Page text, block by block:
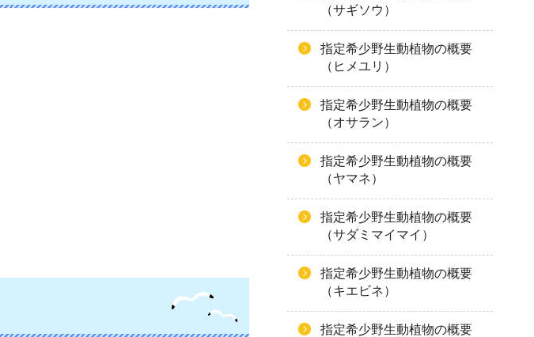
（サギソウ）
指定希少野生動植物の概要
（ヒメユリ）
指定希少野生動植物の概要
（オサラン）
指定希少野生動植物の概要
（ヤマネ）
指定希少野生動植物の概要
（サダミマイマイ）
指定希少野生動植物の概要
（キエビネ）
指定希少野生動植物の概要